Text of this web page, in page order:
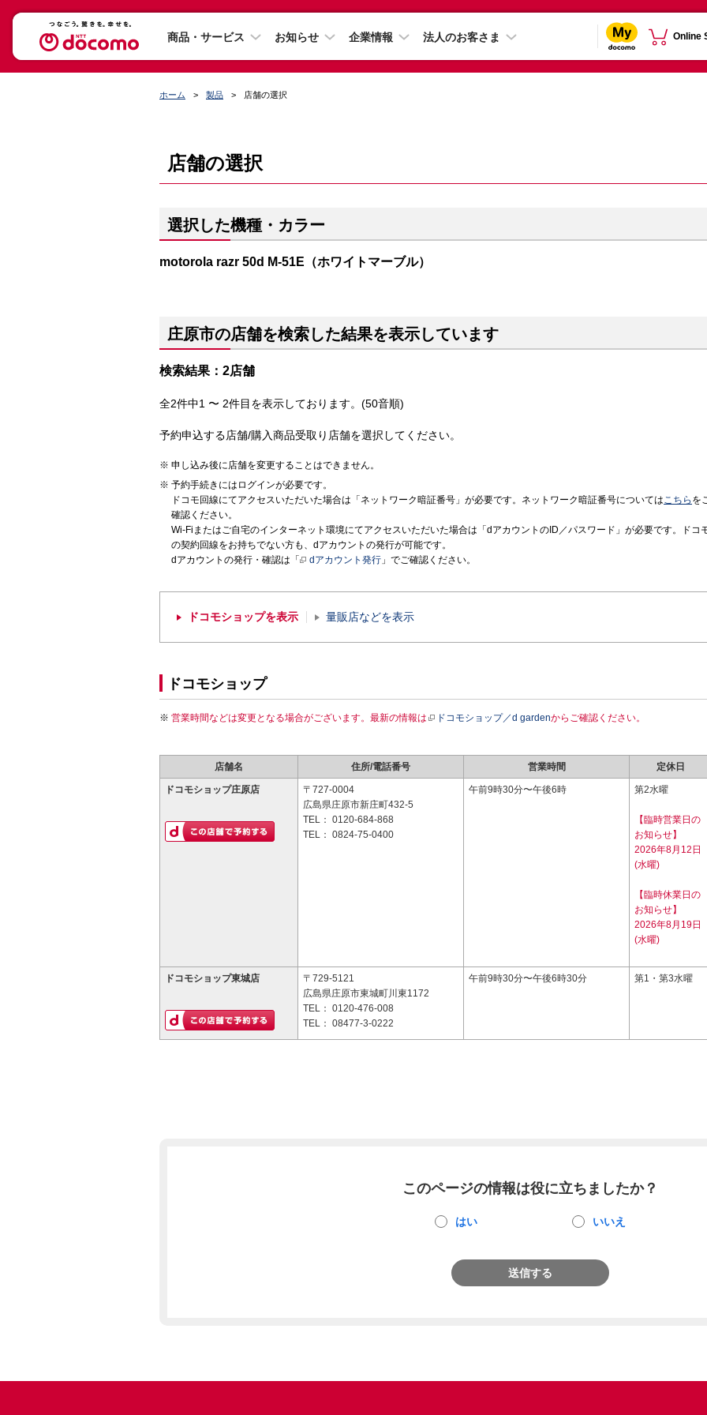
商品・サービス お知らせ 企業情報 法人のお客さま Online
ホーム 製品 店舗の選択
店舗の選択
選択した機種・カラー
motorola razr 50d M-51E（ホワイトマーブル）
庄原市の店舗を検索した結果を表示しています
検索結果：2店舗
全2件中1 〜 2件目を表示しております。(50音順)
予約申込する店舗/購入商品受取り店舗を選択してください。
申し込み後に店舗を変更することはできません。
予約手続きにはログインが必要です。
ドコモ回線にてアクセスいただいた場合は「ネットワーク暗証番号」が必要です。ネットワーク暗証番号についてはこちら を
確認ください。
Wi-Fiまたはご自宅のインターネット環境にてアクセスいただいた場合は「dアカウントのID／パスワード」が必要です。ドコ
の契約回線をお持ちでない方も、dアカウントの発行が可能です。
dアカウントの発行・確認は「
dアカウント発行 」でご確認ください。
ドコモショップを表示 量販店などを表示
ドコモショップ
営業時間などは変更となる場合がございます。最新の情報は ドコモショップ／d gardenからご確認ください。
店舗名 住所/電話番号 営業時間 定休日
ドコモショップ庄原店
〒727-0004
広島県庄原市新庄町432-5
TEL： 0120-684-868
TEL： 0824-75-0400
午前9時30分〜午後6時 第2水曜
【臨時営業日の
お知らせ】
2026年8月12日
(水曜)
【臨時休業日の
お知らせ】
2026年8月19日
(水曜)
ドコモショップ東城店
〒729-5121
広島県庄原市東城町川東1172
TEL： 0120-476-008
TEL： 08477-3-0222
午前9時30分〜午後6時30分 第1・第3水曜
このページの情報は役に立ちましたか？
はい いいえ
送信する